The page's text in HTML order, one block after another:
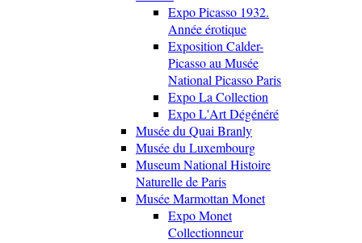
Expo Picasso 1932.
Année érotique
Exposition Calder-
Picasso au Musée
National Picasso Paris
Expo La Collection
Expo L'Art Dégénéré
Musée du Quai Branly
Musée du Luxembourg
Museum National Histoire
Naturelle de Paris
Musée Marmottan Monet
Expo Monet
Collectionneur